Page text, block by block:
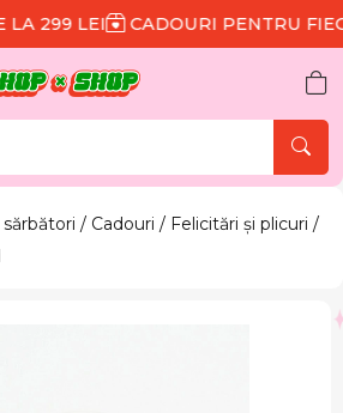
CADOURI PENTRU FIECARE
/ Cadouri / Felicitări și plicuri /